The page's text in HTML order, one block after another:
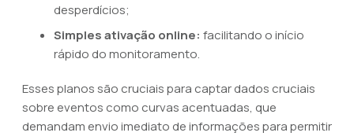
desperdícios;
Simples ativação online: facilitando o início
rápido do monitoramento.
Esses planos são cruciais para captar dados cruciais
sobre eventos como curvas acentuadas, que
demandam envio imediato de informações para permitir